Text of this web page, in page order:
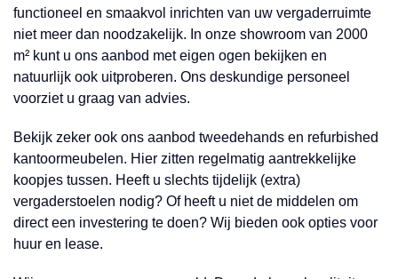
functioneel en smaakvol inrichten van uw vergaderruimte
niet meer dan noodzakelijk. In onze showroom van 2000
m² kunt u ons aanbod met eigen ogen bekijken en
natuurlijk ook uitproberen. Ons deskundige personeel
voorziet u graag van advies.
Bekijk zeker ook ons aanbod tweedehands en refurbished
kantoormeubelen. Hier zitten regelmatig aantrekkelijke
koopjes tussen. Heeft u slechts tijdelijk (extra)
vergaderstoelen nodig? Of heeft u niet de middelen om
direct een investering te doen? Wij bieden ook opties voor
huur en lease.